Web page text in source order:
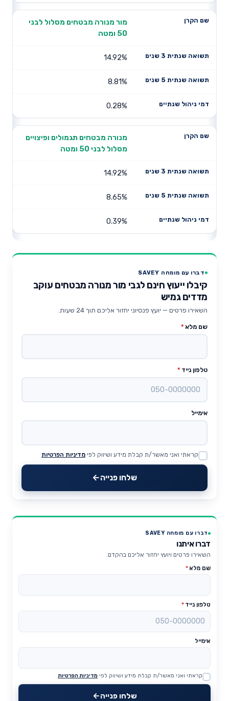
מור מנורה מבטחים מסלול לבני
50 ומטה
14.92%
8.81%
0.28%
מנורה מבטחים תגמולים ופיצויים
מסלול לבני 50 ומטה
14.92%
8.65%
0.39%
דברו עם מומחה SAVEY
קיבלו ייעוץ חינם לגבי מור מנורה מבטחים עוקב
מדדים גמיש
השאירו פרטים — יועץ פנסיוני יחזור אליכם תוך 24 שעות.
שם מלא *
טלפון נייד *
אימייל
Website
קראתי ואני מאשר/ת קבלת מידע ושיווק לפי מדיניות הפרטיות
שלחו פנייה
דברו עם מומחה SAVEY
דברו איתנו
השאירו פרטים ויועץ יחזור אליכם בהקדם.
שם מלא*
טלפון נייד *
אימייל
Website
קראתי ואני מאשר/ת קבלת מידע ושיווק לפי מדיניות הפרטיות
שלחו פנייה